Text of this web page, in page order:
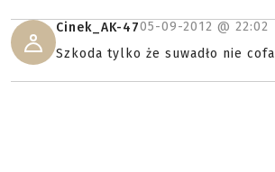
Cinek_AK-4705-09-2012 @ 22:02
Szkoda tylko że suwadło nie